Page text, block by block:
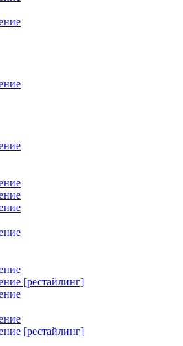
[рестайлинг]
[рестайлинг]